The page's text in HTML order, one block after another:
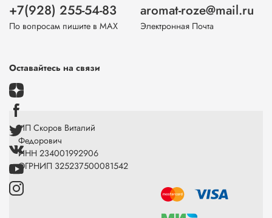
+7(928) 255-54-83
По вопросам пишите в МАХ
aromat-roze@mail.ru
Электронная Почта
Оставайтесь на связи
ИП Скоров Виталий
Федорович
ИНН 234001992906
ОГРНИП 325237500081542